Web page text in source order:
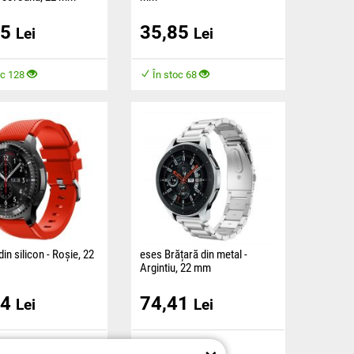
un material
confortul
Lei
128
fabricată dintr-un material
plăcut și asigură confort pe
35,85 Lei
În stoc 68
silicon - Roșie, 22
un material
confortul în
Lei
eses Brățară din metal -
Argintiu, 22 mm
material plăcut și asigură
confortul în timpul purtării.
74,41 Lei